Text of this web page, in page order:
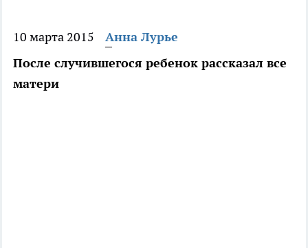
10 марта 2015
Анна Лурье
После случившегося ребенок рассказал все
матери